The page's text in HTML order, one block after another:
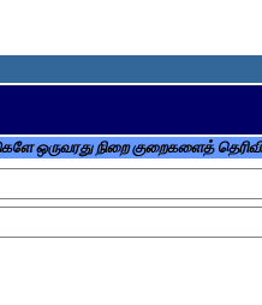
ஒருவரது நிறை குறைகளைத்